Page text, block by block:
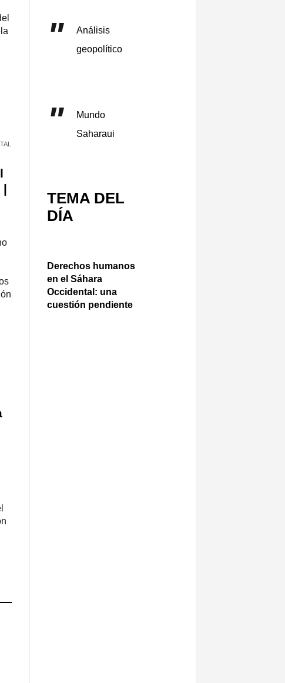
|
Análisis
geopolítico
Mundo
Saharaui
TEMA DEL
DÍA
Derechos humanos
en el Sáhara
Occidental: una
cuestión pendiente